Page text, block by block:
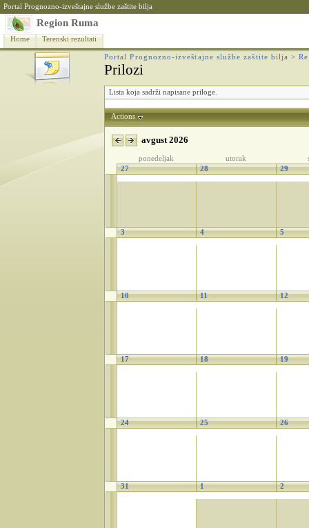
Portal Prognozno-izveštajne službe zaštite bilja
Region Ruma
Home Terenski rezultati
Portal Prognozno-izveštajne službe zaštite bilja >
Prilozi
Lista koja sadrži napisane priloge.
Actions
avgust 2026
ponedeljak utorak
27
28 29
3 4 5
10 11 12
17 18 19
24 25 26
31 1 2